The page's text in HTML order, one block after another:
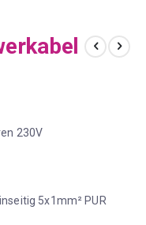
230V
5x1mm² PUR